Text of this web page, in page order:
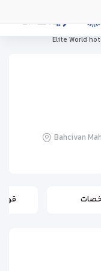
Elite World
Bahcivan